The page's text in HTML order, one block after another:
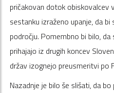
pričakovan dotok obiskovalcev
sestanku izraženo upanje, da
področju. Pomembno bi bilo,
prihajajo iz drugih koncev
držav izognejo preusmeritvi po
Nazadnje je bilo še slišati, da